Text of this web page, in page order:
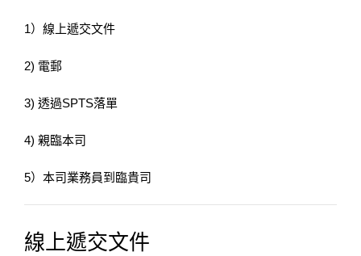
1）線上遞交文件
2) 電郵
3) 透過SPTS落單
4) 親臨本司
5）本司業務員到臨貴司
線上遞交文件